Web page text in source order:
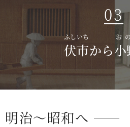
03
伏市
ふしいち
から小
お
明治～昭和へ